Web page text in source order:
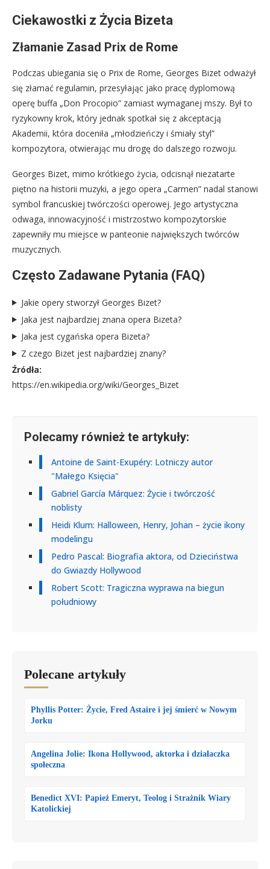
Ciekawostki z Życia Bizeta
Złamanie Zasad Prix de Rome
Podczas ubiegania się o Prix de Rome, Georges Bizet odważył
się złamać regulamin, przesyłając jako pracę dyplomową
operę buffa „Don Procopio” zamiast wymaganej mszy. Był to
ryzykowny krok, który jednak spotkał się z akceptacją
Akademii, która doceniła „młodzieńczy i śmiały styl”
kompozytora, otwierając mu drogę do dalszego rozwoju.
Georges Bizet, mimo krótkiego życia, odcisnął niezatarte
piętno na historii muzyki, a jego opera „Carmen” nadal stanowi
symbol francuskiej twórczości operowej. Jego artystyczna
odwaga, innowacyjność i mistrzostwo kompozytorskie
zapewniły mu miejsce w panteonie największych twórców
muzycznych.
Często Zadawane Pytania (FAQ)
Jakie opery stworzył Georges Bizet?
Jaka jest najbardziej znana opera Bizeta?
Jaka jest cygańska opera Bizeta?
Z czego Bizet jest najbardziej znany?
Źródła:
https://en.wikipedia.org/wiki/Georges_Bizet
Polecamy również te artykuły:
Antoine de Saint-Exupéry: Lotniczy autor
"Małego Księcia"
Gabriel García Márquez: Życie i twórczość
noblisty
Heidi Klum: Halloween, Henry, Johan – życie ikony
modelingu
Pedro Pascal: Biografia aktora, od Dzieciństwa
do Gwiazdy Hollywood
Robert Scott: Tragiczna wyprawa na biegun
południowy
Polecane artykuły
Phyllis Potter: Życie, Fred Astaire i jej śmierć w Nowym
Jorku
Angelina Jolie: Ikona Hollywood, aktorka i działaczka
społeczna
Benedict XVI: Papież Emeryt, Teolog i Strażnik Wiary
Katolickiej